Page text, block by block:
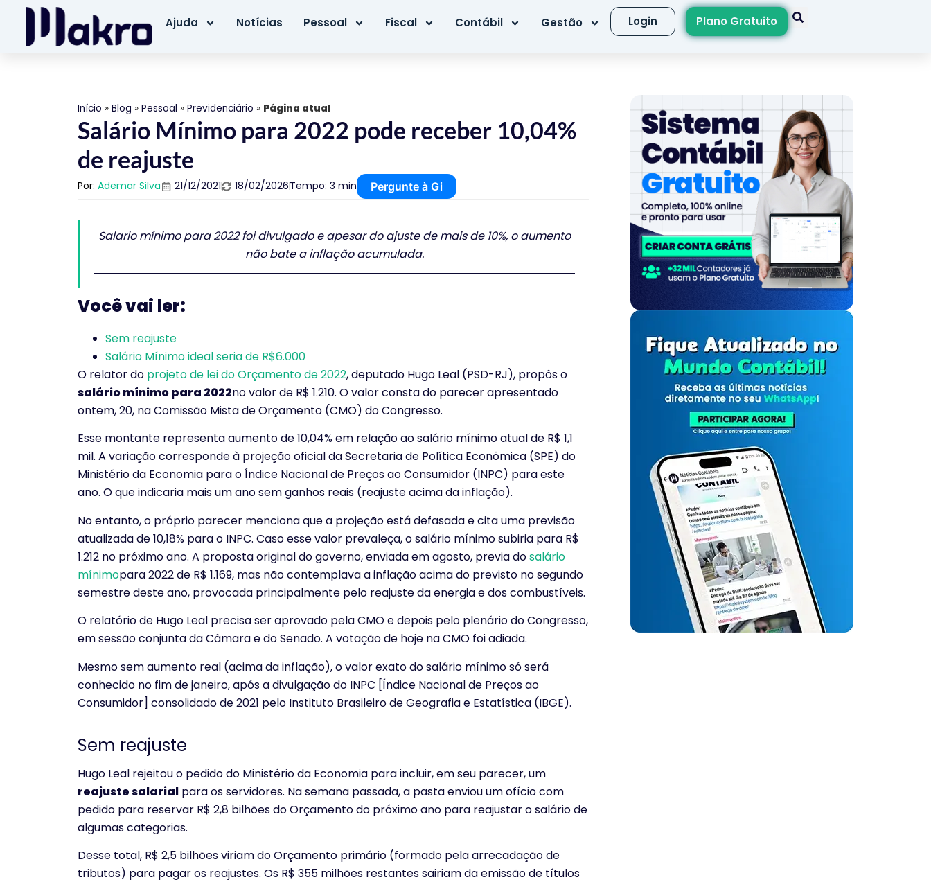
Ajuda Notícias Pessoal Fiscal Contábil Gestão Login Plano Gratuito
Início » Blog » Pessoal » Previdenciário » Página atual
Salário Mínimo para 2022 pode receber 10,04%
de reajuste
Por: Ademar Silva 21/12/2021 18/02/2026Tempo: 3 min Pergunte à Gi
Salario mínimo para 2022 foi divulgado e apesar do ajuste de mais de 10%, o aumento
não bate a inflação acumulada.
Você vai ler:
Sem reajuste
Salário Mínimo ideal seria de R$6.000
O relator do projeto de lei do Orçamento de 2022, deputado Hugo Leal (PSD-RJ), propôs o
salário mínimo para 2022no valor de R$ 1.210. O valor consta do parecer apresentado
ontem, 20, na Comissão Mista de Orçamento (CMO) do Congresso.
Esse montante representa aumento de 10,04% em relação ao salário mínimo atual de R$ 1,1
mil. A variação corresponde à projeção oficial da Secretaria de Política Econômica (SPE) do
Ministério da Economia para o Índice Nacional de Preços ao Consumidor (INPC) para este
ano. O que indicaria mais um ano sem ganhos reais (reajuste acima da inflação).
No entanto, o próprio parecer menciona que a projeção está defasada e cita uma previsão
atualizada de 10,18% para o INPC. Caso esse valor prevaleça, o salário mínimo subiria para R$
1.212 no próximo ano. A proposta original do governo, enviada em agosto, previa dosalário
mínimopara 2022 de R$ 1.169, mas não contemplava a inflação acima do previsto no segundo
semestre deste ano, provocada principalmente pelo reajuste da energia e dos combustíveis.
O relatório de Hugo Leal precisa ser aprovado pela CMO e depois pelo plenário do Congresso,
em sessão conjunta da Câmara e do Senado. A votação de hoje na CMO foi adiada.
Mesmo sem aumento real (acima da inflação), o valor exato do salário mínimo só será
conhecido no fim de janeiro, após a divulgação do INPC [Índice Nacional de Preços ao
Consumidor] consolidado de 2021 pelo Instituto Brasileiro de Geografia e Estatística (IBGE).
Sem reajuste
Hugo Leal rejeitou o pedido do Ministério da Economia para incluir, em seu parecer, um
reajuste salarial para os servidores. Na semana passada, a pasta enviou um ofício com
pedido para reservar R$ 2,8 bilhões do Orçamento do próximo ano para reajustar o salário de
algumas categorias.
Desse total, R$ 2,5 bilhões viriam do Orçamento primário (formado pela arrecadação de
tributos) para pagar os reajustes. Os R$ 355 milhões restantes sairiam da emissão de títulos